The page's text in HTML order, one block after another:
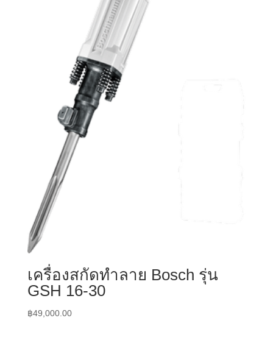
เครื่องสกัดทำลาย Bosch รุ่น
GSH 16-30
฿49,000.00